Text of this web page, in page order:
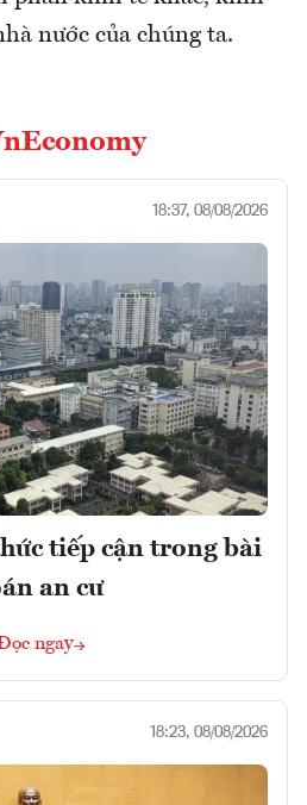
nước của chúng ta.
18:37, 08/08/2026
tiếp cận trong bài
an cư
ngay
18:23, 08/08/2026